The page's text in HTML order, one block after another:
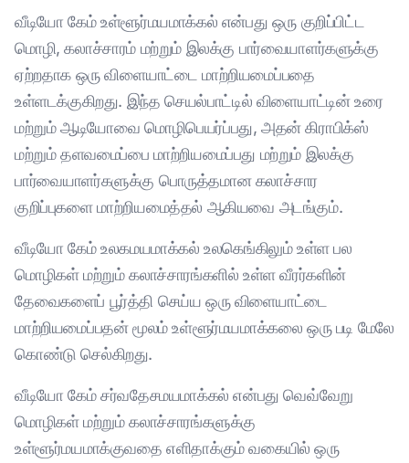
வீடியோ கேம் உள்ளூர்மயமாக்கல் என்பது ஒரு குறிப்பிட்ட
மொழி, கலாச்சாரம் மற்றும் இலக்கு பார்வையாளர்களுக்கு
ஏற்றதாக ஒரு விளையாட்டை மாற்றியமைப்பதை
உள்ளடக்குகிறது. இந்த செயல்பாட்டில் விளையாட்டின் உரை
மற்றும் ஆடியோவை மொழிபெயர்ப்பது, அதன் கிராபிக்ஸ்
மற்றும் தளவமைப்பை மாற்றியமைப்பது மற்றும் இலக்கு
பார்வையாளர்களுக்கு பொருத்தமான கலாச்சார
குறிப்புகளை மாற்றியமைத்தல் ஆகியவை அடங்கும்.
வீடியோ கேம் உலகமயமாக்கல் உலகெங்கிலும் உள்ள பல
மொழிகள் மற்றும் கலாச்சாரங்களில் உள்ள வீரர்களின்
தேவைகளைப் பூர்த்தி செய்ய ஒரு விளையாட்டை
மாற்றியமைப்பதன் மூலம் உள்ளூர்மயமாக்கலை ஒரு படி மேலே
கொண்டு செல்கிறது.
வீடியோ கேம் சர்வதேசமயமாக்கல் என்பது வெவ்வேறு
மொழிகள் மற்றும் கலாச்சாரங்களுக்கு
உள்ளூர்மயமாக்குவதை எளிதாக்கும் வகையில் ஒரு